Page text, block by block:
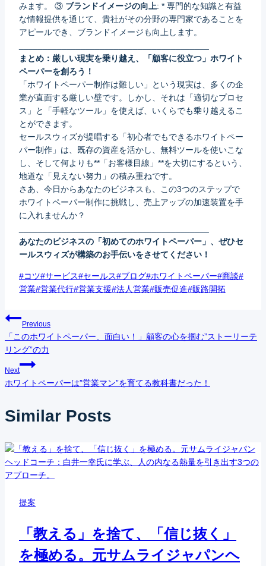
みます。 ③ ブランドイメージの向上: * 専門的な知識と有益
な情報提供を通じて、貴社がその分野の専門家であることを
アピールでき、ブランドイメージも向上します。
まとめ：厳しい現実を乗り越え、「顧客に役立つ」ホワイト
ペーパーを創ろう！
「ホワイトペーパー制作は難しい」という現実は、多くの企
業が直面する厳しい壁です。しかし、それは「適切なプロセ
ス」と「手軽なツール」を使えば、いくらでも乗り越えるこ
とができます。
セールスウィズが提唱する「初心者でもできるホワイトペー
パー制作」は、既存の資産を活かし、無料ツールを使いこな
し、そして何よりも**「お客様目線」**を大切にするという、
地道な「見えない努力」の積み重ねです。
さあ、今日からあなたのビジネスも、この3つのステップで
ホワイトペーパー制作に挑戦し、売上アップの加速装置を手
に入れませんか？
あなたのビジネスの「初めてのホワイトペーパー」、ぜひセ
ールスウィズが構築のお手伝いをさせてください！
Post
Tags:
#コツ#サービス#セールス#ブログ#ホワイトペーパー#商談#
営業#営業代行#営業支援#法人営業#販売促進#販路開拓
投
稿
ナ
ゲ
ー
シ
ョ
Previous
「このホワイトペーパー、面白い！」顧客の心を掴む”ストーリーテ
リング”の力
Next
ホワイトペーパーは”営業マン”を育てる教科書だった！
Similar Posts
提案
「教える」を捨て、「信じ抜く」
を極める。元サムライジャパンヘ